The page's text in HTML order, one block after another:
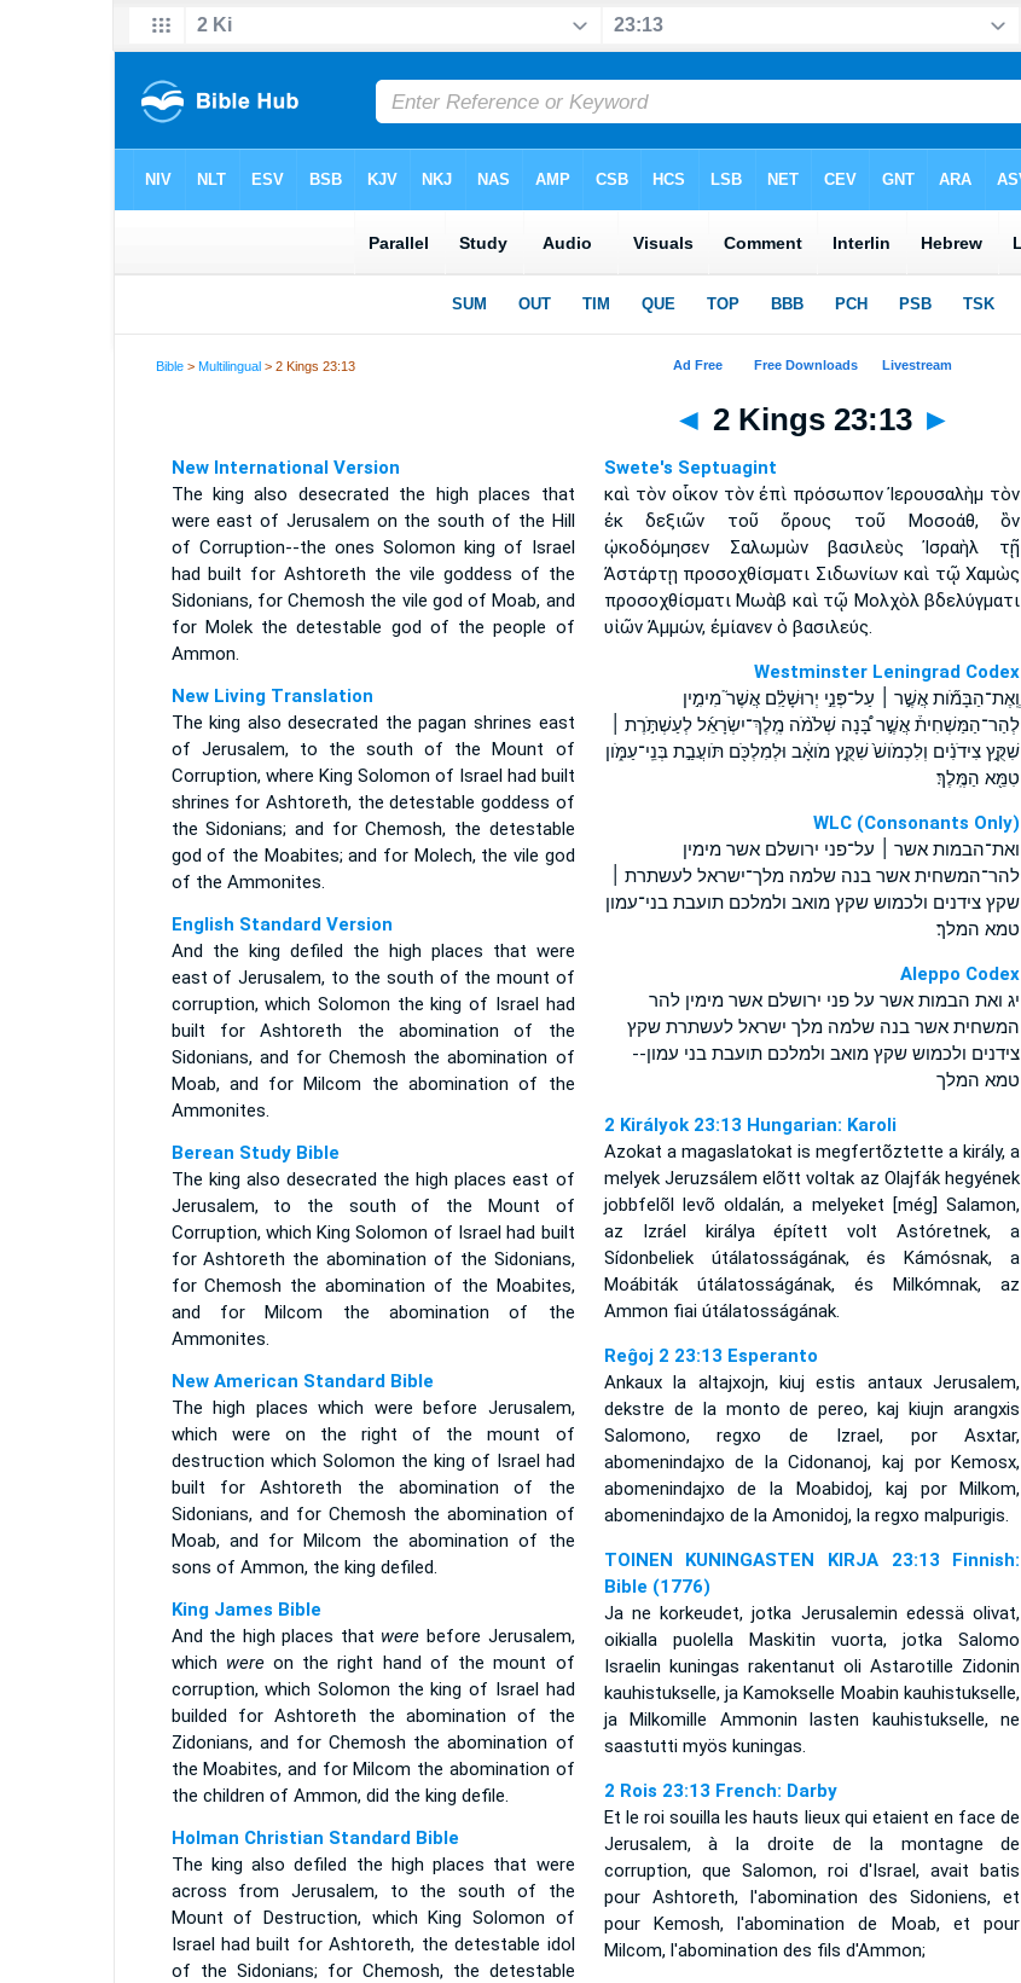
Bible >Multilingual > 2 Kings 23:13
◄ 2 Kings 23:13 ►
New International Version
The king also desecrated the high places that
were east of Jerusalem on the south of the Hill
of Corruption--the ones Solomon king of Israel
had built for Ashtoreth the vile goddess of the
Sidonians, for Chemosh the vile god of Moab, and
for Molek the detestable god of the people of
Ammon.
New Living Translation
The king also desecrated the pagan shrines east
of Jerusalem, to the south of the Mount of
Corruption, where King Solomon of Israel had built
shrines for Ashtoreth, the detestable goddess of
the Sidonians; and for Chemosh, the detestable
god of the Moabites; and for Molech, the vile god
of the Ammonites.
English Standard Version
And the king defiled the high places that were
east of Jerusalem, to the south of the mount of
corruption, which Solomon the king of Israel had
built for Ashtoreth the abomination of the
Sidonians, and for Chemosh the abomination of
Moab, and for Milcom the abomination of the
Ammonites.
Berean Study Bible
The king also desecrated the high places east of
Jerusalem, to the south of the Mount of
Corruption, which King Solomon of Israel had built
for Ashtoreth the abomination of the Sidonians,
for Chemosh the abomination of the Moabites,
and for Milcom the abomination of the
Ammonites.
New American Standard Bible
The high places which were before Jerusalem,
which were on the right of the mount of
destruction which Solomon the king of Israel had
built for Ashtoreth the abomination of the
Sidonians, and for Chemosh the abomination of
Moab, and for Milcom the abomination of the
sons of Ammon, the king defiled.
King James Bible
And the high places that were before Jerusalem,
which wereon the right hand of the mount of
corruption, which Solomon the king of Israel had
builded for Ashtoreth the abomination of the
Zidonians, and for Chemosh the abomination of
the Moabites, and for Milcom the abomination of
the children of Ammon, did the king defile.
Holman Christian Standard Bible
The king also defiled the high places that were
across from Jerusalem, to the south of the
Mount of Destruction, which King Solomon of
Israel had built for Ashtoreth, the detestable idol
of the Sidonians; for Chemosh, the detestable
Swete's Septuagint
καὶ τὸν οἶκον τὸν ἐπὶ πρόσωπον Ἰερουσαλὴμ τὸν
ἐκ δεξιῶν τοῦ ὄρους τοῦ Μοσοάθ, ὃν
ᾠκοδόμησεν Σαλωμὼν βασιλεὺς Ἰσραὴλ τῇ
Ἀστάρτῃ προσοχθίσματι Σιδωνίων καὶ τῷ Χαμὼς
προσοχθίσματι Μωὰβ καὶ τῷ Μολχὸλ βδελύγματι
υἱῶν Ἀμμών, ἐμίανεν ὁ βασιλεύς.
Westminster Leningrad Codex
וְֽאֶת־הַבָּמֹ֞ות אֲשֶׁ֣ר ׀ עַל־פְּנֵ֣י יְרוּשָׁלִַ֗ם אֲשֶׁר֮ מִימִ֣ין
לְהַר־הַמַּשְׁחִית֒ אֲשֶׁ֣ר בָּ֠נָה שְׁלֹמֹ֨ה מֶֽלֶךְ־יִשְׂרָאֵ֜ל לְעַשְׁתֹּ֣רֶת ׀
שִׁקֻּ֣ץ צִידֹנִ֗ים וְלִכְמֹושׁ֙ שִׁקֻּ֣ץ מֹואָ֔ב וּלְמִלְכֹּ֖ם תֹּועֲבַ֣ת בְּנֵֽי־עַמֹּ֑ון
טִמֵּ֖א הַמֶּֽלֶךְ׃
WLC (Consonants Only)
ואת־הבמות אשר ׀ על־פני ירושלם אשר מימין
להר־המשחית אשר בנה שלמה מלך־ישראל לעשתרת ׀
שקץ צידנים ולכמוש שקץ מואב ולמלכם תועבת בני־עמון
טמא המלך׃
Aleppo Codex
יג ואת הבמות אשר על פני ירושלם אשר מימין להר
המשחית אשר בנה שלמה מלך ישראל לעשתרת שקץ
צידנים ולכמוש שקץ מואב ולמלכם תועבת בני עמון--
טמא המלך
2 Királyok 23:13 Hungarian: Karoli
Azokat a magaslatokat is megfertõztette a király, a
melyek Jeruzsálem elõtt voltak az Olajfák hegyének
jobbfelõl levõ oldalán, a melyeket [még] Salamon,
az Izráel királya épített volt Astóretnek, a
Sídonbeliek útálatosságának, és Kámósnak, a
Moábiták útálatosságának, és Milkómnak, az
Ammon fiai útálatosságának.
Reĝoj 2 23:13 Esperanto
Ankaux la altajxojn, kiuj estis antaux Jerusalem,
dekstre de la monto de pereo, kaj kiujn arangxis
Salomono, regxo de Izrael, por Asxtar,
abomenindajxo de la Cidonanoj, kaj por Kemosx,
abomenindajxo de la Moabidoj, kaj por Milkom,
abomenindajxo de la Amonidoj, la regxo malpurigis.
TOINEN KUNINGASTEN KIRJA 23:13 Finnish:
Bible (1776)
Ja ne korkeudet, jotka Jerusalemin edessä olivat,
oikialla puolella Maskitin vuorta, jotka Salomo
Israelin kuningas rakentanut oli Astarotille Zidonin
kauhistukselle, ja Kamokselle Moabin kauhistukselle,
ja Milkomille Ammonin lasten kauhistukselle, ne
saastutti myös kuningas.
2 Rois 23:13 French: Darby
Et le roi souilla les hauts lieux qui etaient en face de
Jerusalem, à la droite de la montagne de
corruption, que Salomon, roi d'Israel, avait batis
pour Ashtoreth, l'abomination des Sidoniens, et
pour Kemosh, l'abomination de Moab, et pour
Milcom, l'abomination des fils d'Ammon;